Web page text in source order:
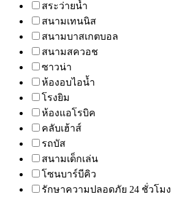
สระว่ายน้ำ
สนามเทนนิส
สนามบาสเกตบอล
สนามสควอช
ซาวน่า
ห้องอบไอน้ำ
โรงยิม
ห้องแอโรบิค
คลับเฮ้าส์
รถบัส
สนามเด็กเล่น
โซนบาร์บีคิว
รักษาความปลอดภัย 24 ชั่วโมง